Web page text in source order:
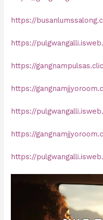
https://
https://
https://
https://
https://
https://
https://